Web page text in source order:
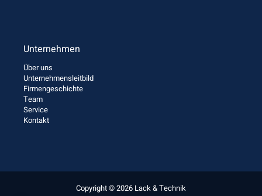
Unternehmen
Über uns
Unternehmensleitbild
Firmengeschichte
Team
Service
Kontakt
Copyright © 2026 Lack & Technik